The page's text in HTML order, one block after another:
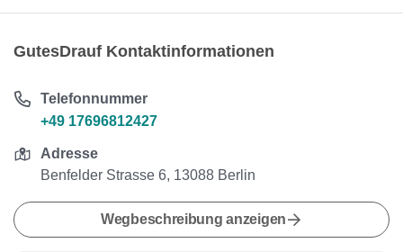
GutesDrauf Kontaktinformationen
Telefonnummer
+49 17696812427
Adresse
Benfelder Strasse 6, 13088 Berlin
Wegbeschreibung anzeigen